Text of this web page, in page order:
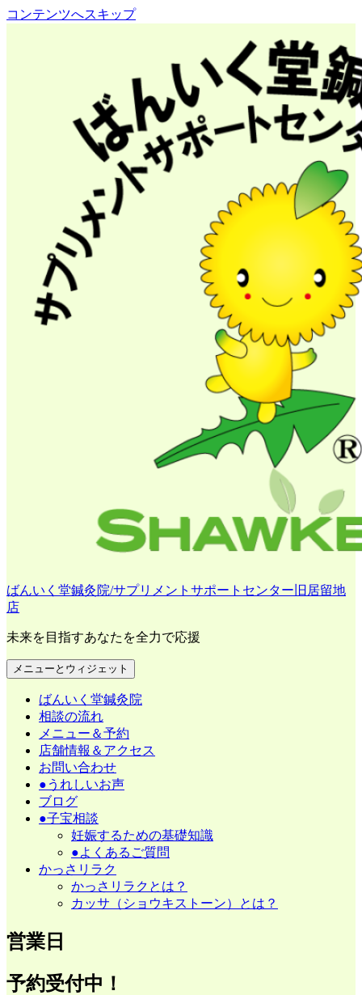
コンテンツへスキップ
ばんいく堂鍼灸院/サプリメントサポートセンター旧居留地
店
未来を目指すあなたを全力で応援
メニューとウィジェット
ばんいく堂鍼灸院
相談の流れ
メニュー＆予約
店舗情報＆アクセス
お問い合わせ
●うれしいお声
ブログ
●子宝相談
妊娠するための基礎知識
●よくあるご質問
かっさリラク
かっさリラクとは？
カッサ（ショウキストーン）とは？
営業日
予約受付中！